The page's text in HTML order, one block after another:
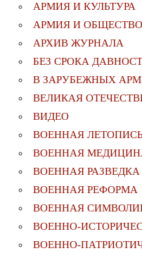
АРМИЯ И КУЛЬТУРА
АРМИЯ И ОБЩЕСТВО
АРХИВ ЖУРНАЛА
БЕЗ СРОКА
В ЗАРУБЕЖНЫХ
ВЕЛИКАЯ
ВИДЕО
ВОЕННАЯ
ВОЕННАЯ
ВОЕННАЯ РАЗВЕДКА
ВОЕННАЯ РЕФОРМА
ВОЕННАЯ
ВОЕННО-
ВОЕННО-